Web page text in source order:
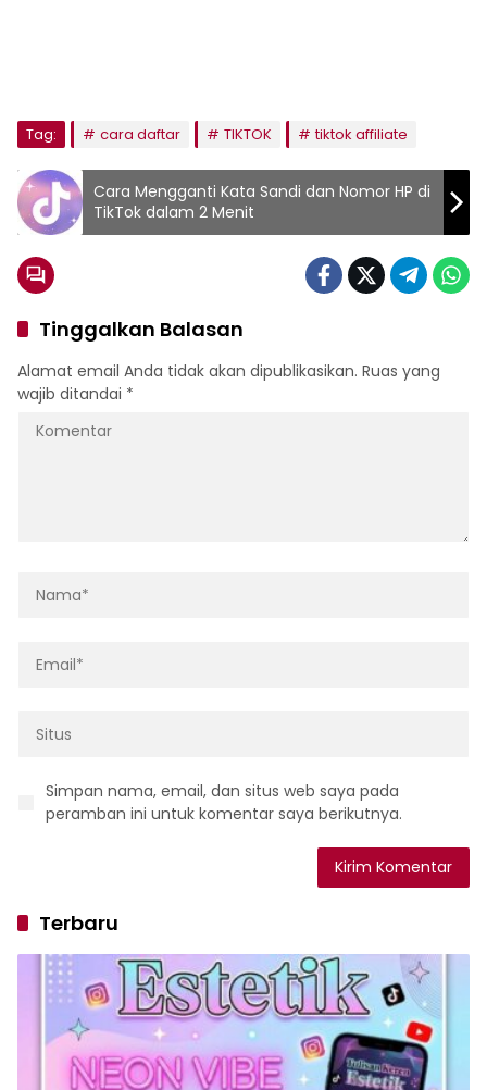
Tag: cara daftar TIKTOK tiktok affiliate
Cara Mengganti Kata Sandi dan Nomor HP di
TikTok dalam 2 Menit
Tinggalkan Balasan
Alamat email Anda tidak akan dipublikasikan. Ruas yang
wajib ditandai *
Simpan nama, email, dan situs web saya pada
peramban ini untuk komentar saya berikutnya.
Terbaru